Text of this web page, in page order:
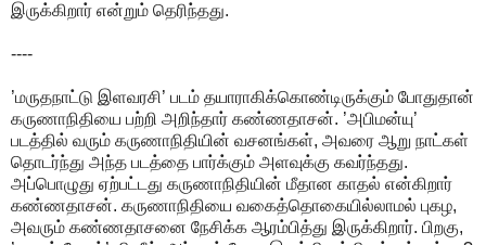
இருக்கிறார் என்றும் தெரிந்தது.
----
’மருதநாட்டு இளவரசி’ படம் தயாராகிக்கொண்டிருக்கும் போதுதான்
கருணாநிதியை பற்றி அறிந்தார் கண்ணதாசன். ’அபிமன்யு’
படத்தில் வரும் கருணாநிதியின் வசனங்கள், அவரை ஆறு நாட்கள்
தொடர்ந்து அந்த படத்தை பார்க்கும் அளவுக்கு கவர்ந்தது.
அப்பொழுது ஏற்பட்டது கருணாநிதியின் மீதான காதல் என்கிறார்
கண்ணதாசன். கருணாநிதியை வகைத்தொகையில்லாமல் புகழ,
அவரும் கண்ணதாசனை நேசிக்க ஆரம்பித்து இருக்கிறார். பிறகு,